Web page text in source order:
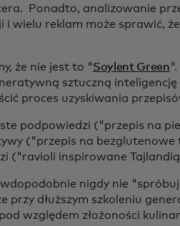
Ponadto, analizowanie
wielu reklam może sprawić,
że nie jest to "Soylent Green
sztuczną
proces uzyskiwania
podpowiedzi ("przepis na
("przepis na bezglutenowe
("ravioli inspirowane
nigdy nie
przy dłuższym szkoleniu
względem złożoności